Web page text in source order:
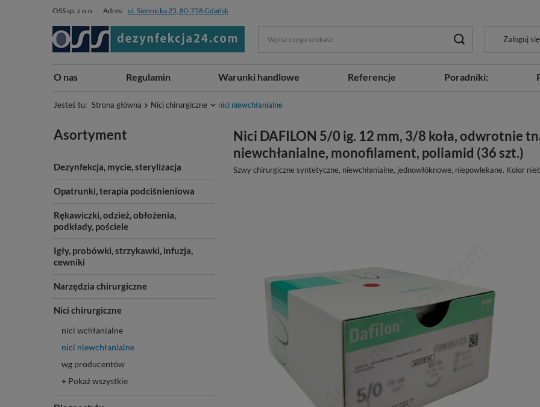
OSS sp. z o.o. Adres: ul. Siennicka 25, 80-758 Gdańsk
Zaloguj się
O nas Regulamin Warunki handlowe Referencje Poradniki:
Jesteś tu: Strona główna Nici chirurgiczne nici niewchłanialne
Asortyment
Dezynfekcja, mycie, sterylizacja
Opatrunki, terapia podciśnieniowa
Rękawiczki, odzież, obłożenia,
podkłady, pościele
Igły, probówki, strzykawki, infuzja,
cewniki
Narzędzia chirurgiczne
Nici chirurgiczne
nici wchłanialne
nici niewchłanialne
wg producentów
+ Pokaż wszystkie
Nici DAFILON 5/0 ig. 12 mm, 3/8 koła, odwrotnie
niewchłanialne, monofilament, poliamid (36 szt.)
Szwy chirurgiczne syntetyczne, niewchłanialne, jednowłóknowe, niepowlekane. Kolor